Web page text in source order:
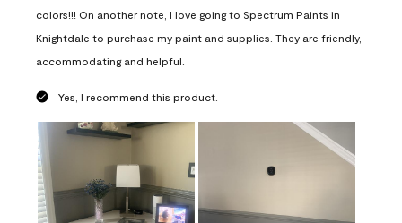
colors!!! On another note, I love going to Spectrum Paints in
Knightdale to purchase my paint and supplies. They are friendly,
accommodating and helpful.
Yes, I recommend this product.